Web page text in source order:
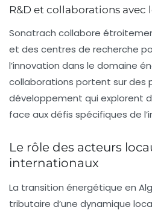
R&D et collaborations avec
Sonatrach collabore
et des centres de recherche
l’innovation dans le domaine
collaborations portent sur des
développement qui explorent
face aux défis spécifiques de
Le rôle des acteurs
internationaux
La transition énergétique en
tributaire d’une dynamique